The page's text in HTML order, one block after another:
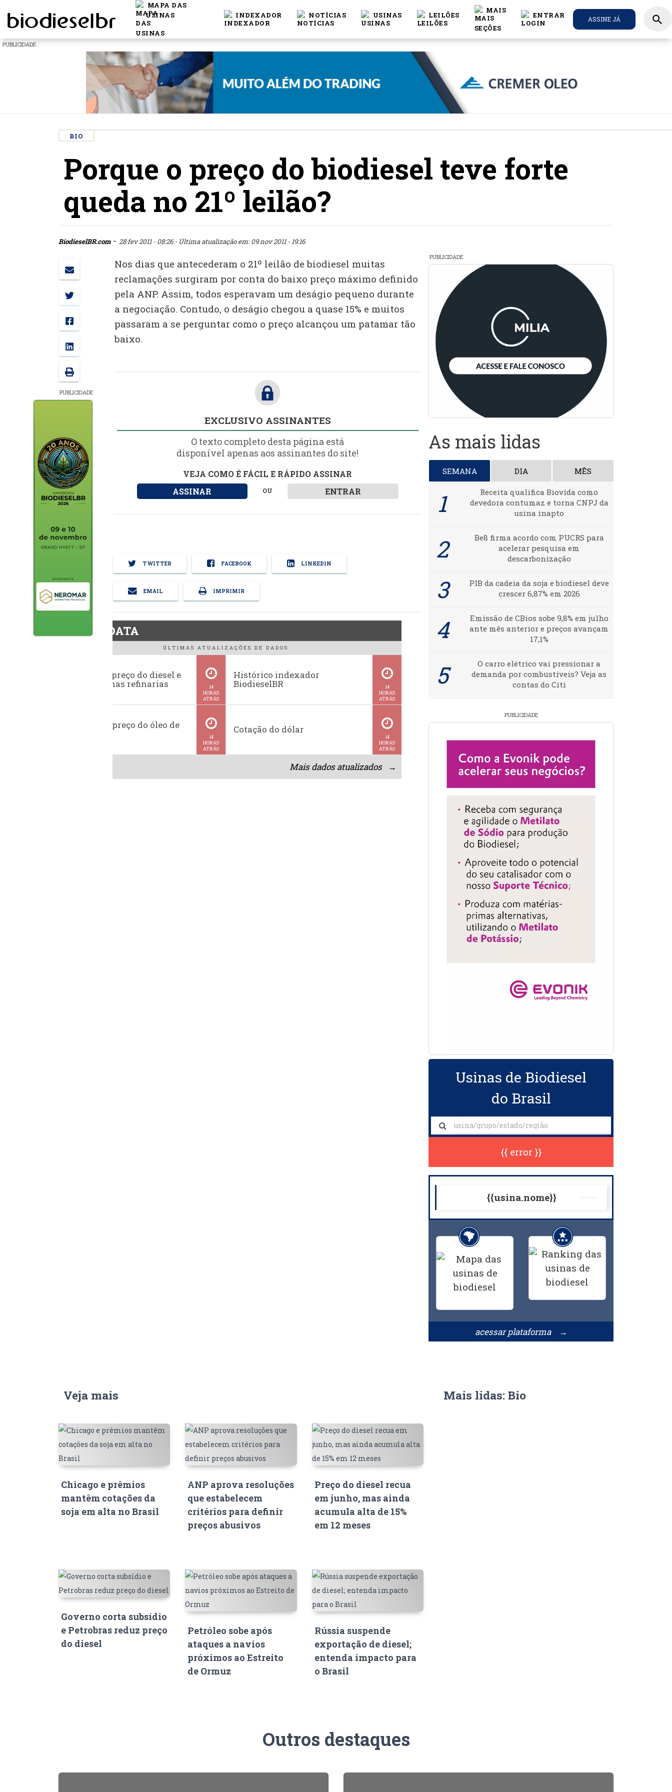
MAPA DAS
USINAS
INDEXADOR NOTÍCIAS USINAS LEILÕES
MAIS
ENTRAR ASSINE JÁ search
PUBLICIDADE
BIO
Porque o preço do biodiesel teve forte
queda no 21º leilão?
BiodieselBR.com- 28 fev 2011 - 08:26 - Última atualização em: 09 nov 2011 - 19:16
PUBLICIDADE
Nos dias que antecederam o 21º leilão de biodiesel muitas
reclamações surgiram por conta do baixo preço máximo definido
pela ANP. Assim, todos esperavam um deságio pequeno durante
a negociação. Contudo, o deságio chegou a quase 15% e muitos
passaram a se perguntar como o preço alcançou um patamar tão
baixo.
EXCLUSIVO ASSINANTES
O texto completo desta página está
disponível apenas aos assinantes do site!
VEJA COMO É FÁCIL E RÁPIDO ASSINAR
ASSINAR
OU ENTRAR
TWITTER FACEBOOK LINKEDIN
EMAIL IMPRIMIR
BiodieselDATA
ÚLTIMAS ATUALIZAÇÕES DE DADOS
Evolução do preço do diesel e
da gasolina nas refinarias
14
HORAS
ATRÁS
Histórico indexador
BiodieselBR
14
HORAS
ATRÁS
Histórico do preço do óleo de
14
HORAS
ATRÁS
Cotação do dólar
14
HORAS
ATRÁS
Mais dados atualizados →
PUBLICIDADE
As mais lidas
SEMANA DIA MÊS
Receita qualifica Biovida como
devedora contumaz e torna CNPJ da
usina inapto
Be8 firma acordo com PUCRS para
acelerar pesquisa em
descarbonização
PIB da cadeia da soja e biodiesel deve
crescer 6,87% em 2026
Emissão de CBios sobe 9,8% em julho
ante mês anterior e preços avançam
17,1%
O carro elétrico vai pressionar a
demanda por combustíveis? Veja as
contas do Citi
PUBLICIDADE
Usinas de Biodiesel
do Brasil
{{ error }}
{{usina.nome}}
acessar plataforma →
Veja mais
Chicago e prêmios
mantêm cotações da
soja em alta no Brasil
ANP aprova resoluções
que estabelecem
critérios para definir
preços abusivos
Preço do diesel recua
em junho, mas ainda
acumula alta de 15%
em 12 meses
Governo corta subsídio
e Petrobras reduz preço
do diesel
Petróleo sobe após
ataques a navios
próximos ao Estreito
de Ormuz
Rússia suspende
exportação de diesel;
entenda impacto para
o Brasil
Mais lidas: Bio
Outros destaques